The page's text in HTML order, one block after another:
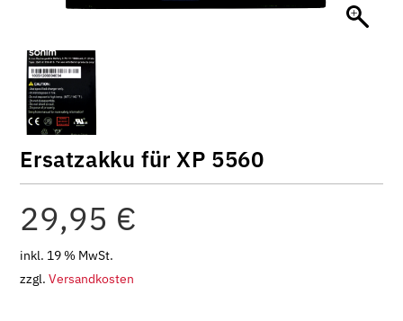
Ersatzakku für XP 5560
29,95 €
inkl. 19 % MwSt.
zzgl.Versandkosten